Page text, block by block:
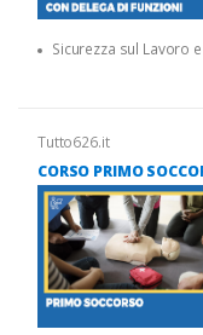
Sicurezza sul Lavoro
Tutto626.it
CORSO PRIMO